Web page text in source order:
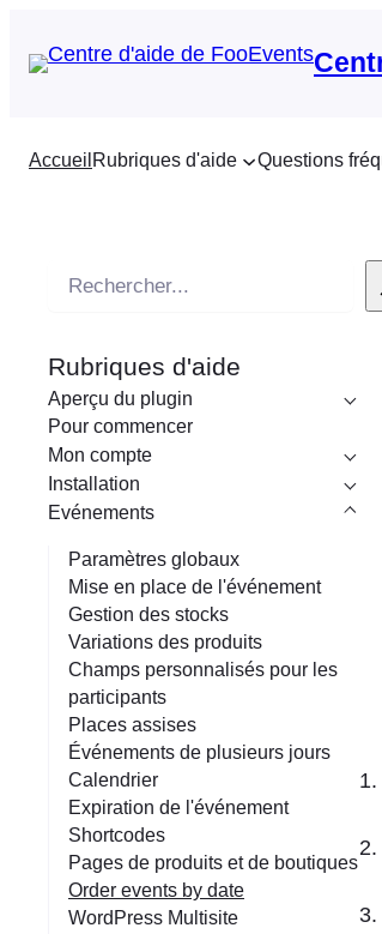
Accueil Rubriques d'aide Questions
h
e
r
c
h
Rubriques d'aide
Aperçu du plugin
Pour commencer
Mon compte
Installation
Evénements
Paramètres globaux
Mise en place de l'événement
Gestion des stocks
Variations des produits
Champs personnalisés pour les
participants
Places assises
Événements de plusieurs jours
Calendrier
Expiration de l'événement
Shortcodes
Pages de produits et de boutiques
Order events by date
WordPress Multisite